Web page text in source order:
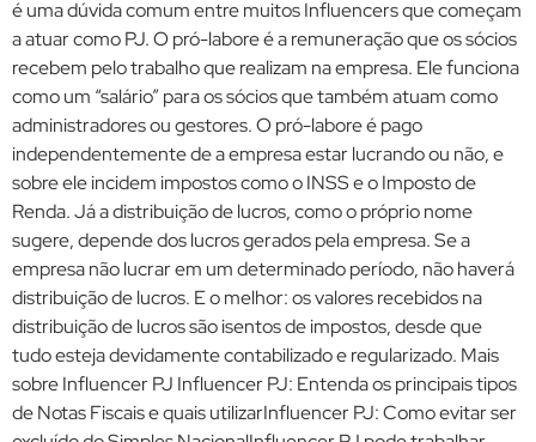
é uma dúvida comum entre muitos Influencers que começam
a atuar como PJ. O pró-labore é a remuneração que os sócios
recebem pelo trabalho que realizam na empresa. Ele funciona
como um “salário” para os sócios que também atuam como
administradores ou gestores. O pró-labore é pago
independentemente de a empresa estar lucrando ou não, e
sobre ele incidem impostos como o INSS e o Imposto de
Renda. Já a distribuição de lucros, como o próprio nome
sugere, depende dos lucros gerados pela empresa. Se a
empresa não lucrar em um determinado período, não haverá
distribuição de lucros. E o melhor: os valores recebidos na
distribuição de lucros são isentos de impostos, desde que
tudo esteja devidamente contabilizado e regularizado. Mais
sobre Influencer PJ Influencer PJ: Entenda os principais tipos
de Notas Fiscais e quais utilizarInfluencer PJ: Como evitar ser